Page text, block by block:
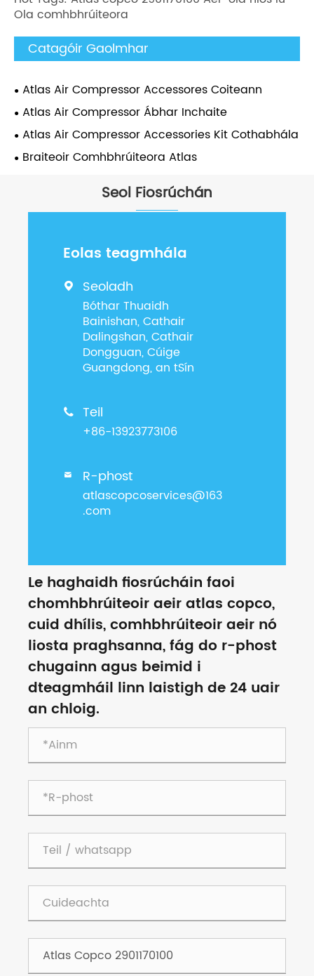
Ola comhbhrúiteora
Catagóir Gaolmhar
Atlas Air Compressor Accessores Coiteann
Atlas Air Compressor Ábhar Inchaite
Atlas Air Compressor Accessories Kit Cothabhála
Braiteoir Comhbhrúiteora Atlas
Seol Fiosrúchán
Eolas teagmhála
 Seoladh
Bóthar Thuaidh
Bainishan, Cathair
Dalingshan, Cathair
Dongguan, Cúige
Guangdong, an tSín
 Teil
+86-13923773106
 R-phost
atlascopcoservices@163
.com
Le haghaidh fiosrúcháin faoi
chomhbhrúiteoir aeir atlas copco,
cuid dhílis, comhbhrúiteoir aeir nó
liosta praghsanna, fág do r-phost
chugainn agus beimid i
dteagmháil linn laistigh de 24 uair
an chloig.